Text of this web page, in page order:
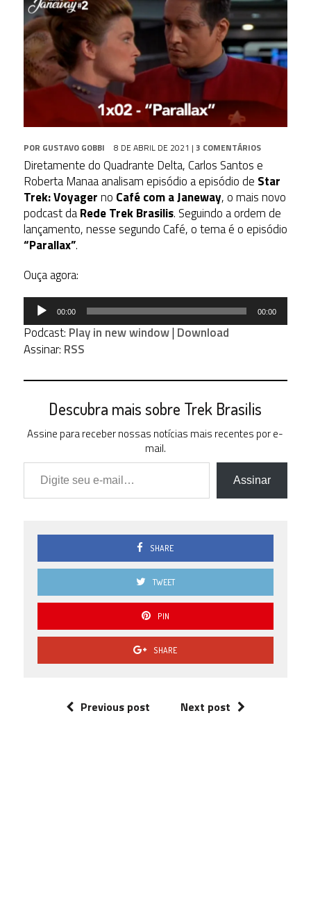
POR GUSTAVO GOBBI 8 DE ABRIL DE 2021 | 3 COMENTÁRIOS
Diretamente do Quadrante Delta, Carlos Santos e
Roberta Manaa analisam episódio a episódio de Star
Trek: Voyagerno Café com a Janeway, o mais novo
podcast daRede Trek Brasilis. Seguindo a ordem de
lançamento, nesse segundo Café, o tema é o episódio
“Parallax”.
Ouça agora:
Tocador
áudio
00:00 00:00
Podcast: Play in new window| Download
Assinar: RSS
Descubra mais sobre Trek Brasilis
Assine para receber nossas notícias mais recentes por e-
mail.
Digite seu e-mail…
Assinar
SHARE
TWEET
PIN
SHARE
Previous post Next post